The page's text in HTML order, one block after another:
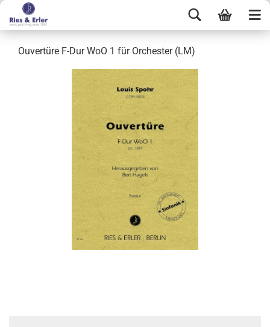
Ouvertüre F-Dur WoO 1 für Orchester (LM)